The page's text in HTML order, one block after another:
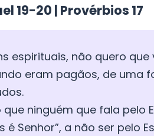
19-20 | Provérbios 17
espirituais, não quero
eram pagãos, de
ninguém que fala pelo
é Senhor”, a não ser pelo